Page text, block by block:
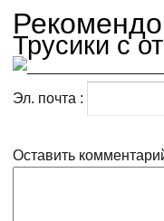
Трусики с
Эл. почта :
Оставить